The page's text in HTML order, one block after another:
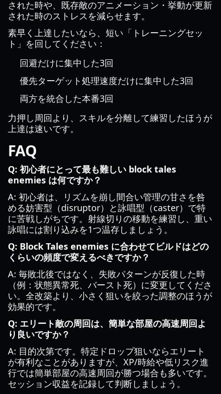
された時や、既存敵のアニメーション・挙動が更新
された時のストレスを減らせます。
素早く上達したいなら、短い「トレーニングセッ
ト」を回してください：
回避だけに集中した3回
優先ターゲット処理速度だけに集中した3回
両方を統合した本番3回
力押し周回より、スキルを分離して練習したほうが
上達は速いです。
FAQ
Q: 初心者にとって最も難しい block tales
enemies は何ですか？
A: 初心者は、リズムを崩し間合い管理の甘さを咎
める妨害型（disruptor）と詠唱型（caster）で特
に苦戦しがちです。射線切りの移動を練習し、重い
詠唱には割り込みを1つ温存しましょう。
Q: Block Tales enemies に合わせてビルドはどの
くらいの頻度で変えるべきですか？
A: 毎敗北後ではなく、失敗パターンが反復した時
（例：状態異常死、バースト死）に変更してくださ
い。全改築より、小さく狙いを絞った調整のほうが
効果的です。
Q: エリート敵の周回は、簡単な部屋の高速周回よ
り良いですか？
A: 目的次第です。特定ドロップ狙いならエリート
が有利なことがありますが、XP/時給や低リスク進
行では簡単部屋の高速周回が勝つ場合も多いです。
セッション収益を記録して判断しましょう。